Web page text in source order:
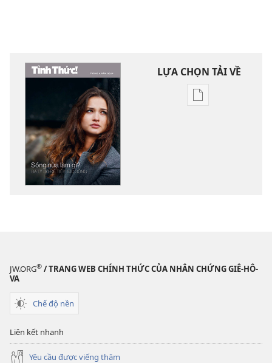
LỰA CHỌN TẢI VỀ
Tùy
Sống
JW.ORG® / TRANG WEB CHÍNH THỨC CỦA NHÂN CHỨNG GIÊ-HÔ-
VA
Chế độ nền
Liên kết nhanh
Yêu cầu được viếng thăm